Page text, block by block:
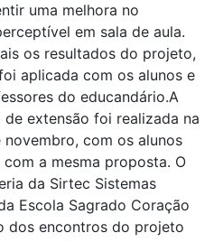
uma melhora no
em sala de aula.
os resultados do projeto,
aplicada com os alunos e
do educandário.A
extensão foi realizada na
com os alunos
a mesma proposta. O
da Sirtec Sistemas
Escola Sagrado Coração
dos encontros do projeto